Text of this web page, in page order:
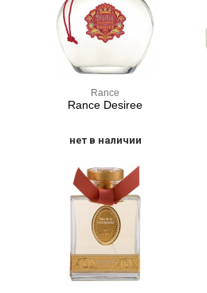
Rance
Rance Desiree
нет в наличии